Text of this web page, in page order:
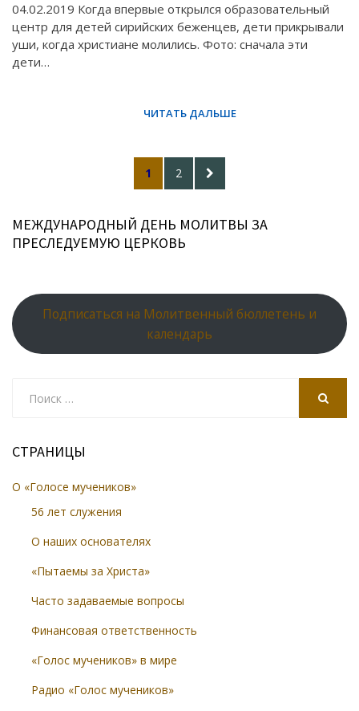
04.02.2019 Когда впервые открылся образовательный
центр для детей сирийских беженцев, дети прикрывали
уши, когда христиане молились. Фото: сначала эти
дети…
PAGE
1 PAGE
2
NEXT
PAGE
МЕЖДУНАРОДНЫЙ ДЕНЬ МОЛИТВЫ ЗА
ПРЕСЛЕДУЕМУЮ ЦЕРКОВЬ
Подписаться на Молитвенный бюллетень и
календарь
СТРАНИЦЫ
О «Голосе мучеников»
56 лет служения
О наших основателях
«Пытаемы за Христа»
Часто задаваемые вопросы
Финансовая ответственность
«Голос мучеников» в мире
Радио «Голос мучеников»